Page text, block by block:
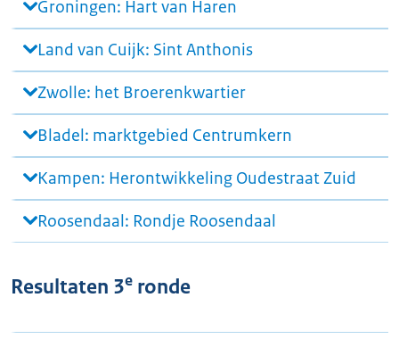
Groningen: Hart van Haren
Land van Cuijk: Sint Anthonis
Zwolle: het Broerenkwartier
Bladel: marktgebied Centrumkern
Kampen: Herontwikkeling Oudestraat Zuid
Roosendaal: Rondje Roosendaal
Resultaten 3e ronde